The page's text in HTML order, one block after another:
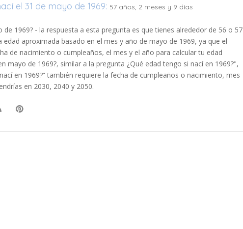
el 31 de mayo de 1969: 57 años, 2 meses y 9 días
de 1969? - la respuesta a esta pregunta es que tienes alrededor de 56 o 57
edad aproximada basado en el mes y año de mayo de 1969, ya que el
de nacimiento o cumpleaños, el mes y el año para calcular tu edad
mayo de 1969?, similar a la pregunta ¿Qué edad tengo si nací en 1969?",
en 1969?” también requiere la fecha de cumpleaños o nacimiento, mes
en 2030, 2040 y 2050.